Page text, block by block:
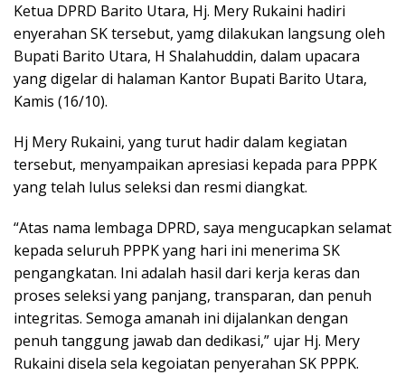
Ketua DPRD Barito Utara, Hj. Mery Rukaini hadiri
enyerahan SK tersebut, yamg dilakukan langsung oleh
Bupati Barito Utara, H Shalahuddin, dalam upacara
yang digelar di halaman Kantor Bupati Barito Utara,
Kamis (16/10).
Hj Mery Rukaini, yang turut hadir dalam kegiatan
tersebut, menyampaikan apresiasi kepada para PPPK
yang telah lulus seleksi dan resmi diangkat.
“Atas nama lembaga DPRD, saya mengucapkan selamat
kepada seluruh PPPK yang hari ini menerima SK
pengangkatan. Ini adalah hasil dari kerja keras dan
proses seleksi yang panjang, transparan, dan penuh
integritas. Semoga amanah ini dijalankan dengan
penuh tanggung jawab dan dedikasi,” ujar Hj. Mery
Rukaini disela sela kegoiatan penyerahan SK PPPK.